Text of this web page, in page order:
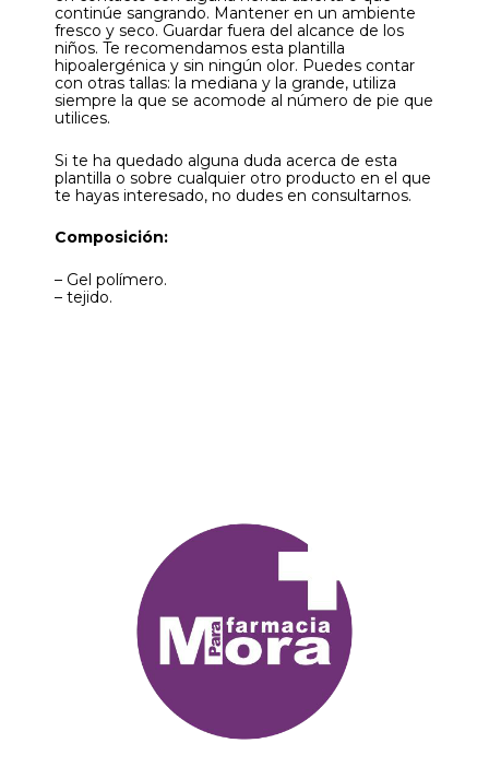
continúe sangrando. Mantener en un ambiente
fresco y seco. Guardar fuera del alcance de los
niños. Te recomendamos esta plantilla
hipoalergénica y sin ningún olor. Puedes contar
con otras tallas: la mediana y la grande, utiliza
siempre la que se acomode al número de pie que
utilices.
Si te ha quedado alguna duda acerca de esta
plantilla o sobre cualquier otro producto en el que
te hayas interesado, no dudes en consultarnos.
Composición:
– Gel polímero.
– tejido.